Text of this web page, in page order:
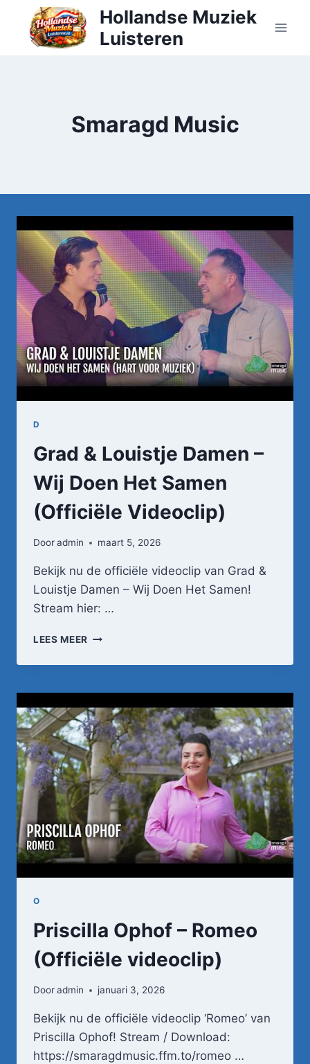
Doorgaan
inhoud
Hollandse Muziek
Luisteren
Smaragd Music
D
Grad & Louistje Damen –
Wij Doen Het Samen
(Officiële Videoclip)
Dooradmin maart 5, 2026
Bekijk nu de officiële videoclip van Grad &
Louistje Damen – Wij Doen Het Samen!
Stream hier: …
LEES MEER GRAD
LOUISTJE
–
WIJ
DOEN
HET
SAMEN
(OFFICIËLE
VIDEOCLIP)
O
Priscilla Ophof – Romeo
(Officiële videoclip)
Dooradmin januari 3, 2026
Bekijk nu de officiële videoclip ‘Romeo’ van
Priscilla Ophof! Stream / Download:
https://smaragdmusic.ffm.to/romeo …